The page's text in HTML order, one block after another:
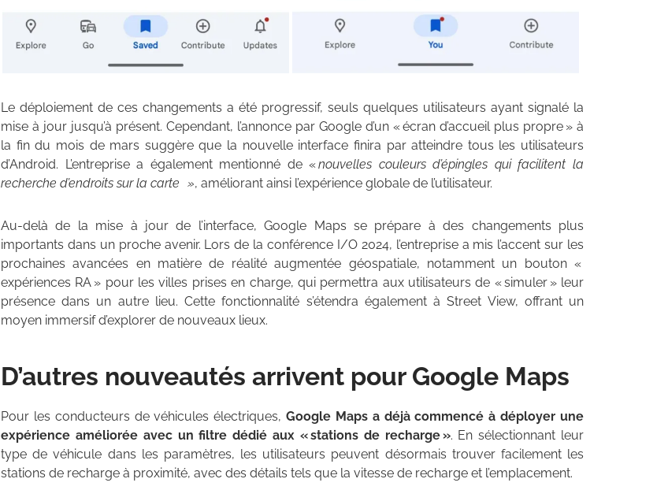
Le déploiement de ces changements a été progressif, seuls quelques utilisateurs ayant signalé la
mise à jour jusqu’à présent. Cependant, l’annonce par Google d’un « écran d’accueil plus propre » à
la fin du mois de mars suggère que la nouvelle interface finira par atteindre tous les utilisateurs
d’Android. L’entreprise a également mentionné de «nouvelles couleurs d’épingles qui facilitent la
recherche d’endroits sur la carte », améliorant ainsi l’expérience globale de l’utilisateur.
Au-delà de la mise à jour de l’interface, Google Maps se prépare à des changements plus
importants dans un proche avenir. Lors de la conférence I/O 2024, l’entreprise a mis l’accent sur les
prochaines avancées en matière de réalité augmentée géospatiale, notamment un bouton «
expériences RA » pour les villes prises en charge, qui permettra aux utilisateurs de « simuler » leur
présence dans un autre lieu. Cette fonctionnalité s’étendra également à Street View, offrant un
moyen immersif d’explorer de nouveaux lieux.
D’autres nouveautés arrivent pour Google Maps
Pour les conducteurs de véhicules électriques,Google Maps a déjà commencé à déployer une
expérience améliorée avec un filtre dédié aux « stations de recharge ». En sélectionnant leur
type de véhicule dans les paramètres, les utilisateurs peuvent désormais trouver facilement les
stations de recharge à proximité, avec des détails tels que la vitesse de recharge et l’emplacement.